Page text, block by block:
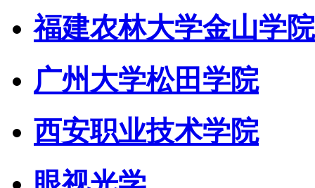
福建农林大学金山学院
广州大学松田学院
西安职业技术学院